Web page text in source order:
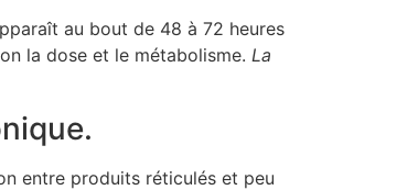
au bout de 48 à 72 heures
la dose et le métabolisme. La
entre produits réticulés et peu